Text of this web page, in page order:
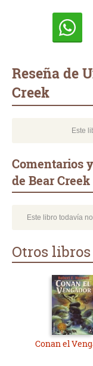
Reseña de
Creek
Este
Comentarios
de Bear Creek
Este libro todavía
Otros
Conan el